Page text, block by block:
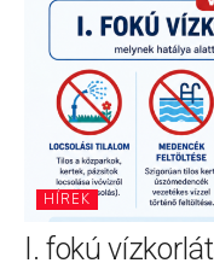
HÍREK
I. fokú